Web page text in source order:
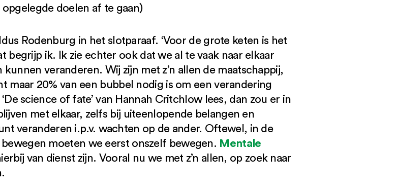
opgelegde doelen af te gaan)
Rodenburg in het slotparaaf. ‘Voor de grote keten is het
begrijp ik. Ik zie echter ook dat we al te vaak naar elkaar
veranderen. Wij zijn met z’n allen de maatschappij,
maar 20% van een bubbel nodig is om een verandering
science of fate’ van Hannah Critchlow lees, dan zou er in
met elkaar, zelfs bij uiteenlopende belangen en
veranderen i.p.v. wachten op de ander. Oftewel, in de
moeten we eerst onszelf bewegen. Mentale
van dienst zijn. Vooral nu we met z’n allen, op zoek naar